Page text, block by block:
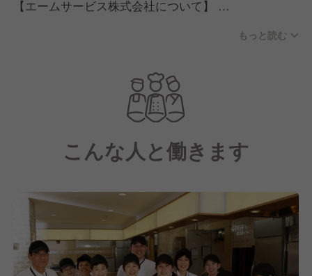
【エームサービス株式会社について】
最大級の給食・ホスピタリティサービス企業です。
を中心に、オフィス、工場、学校、病院・福祉施設、
スタジアム・トレーニング施設など、多岐にわたる事
業を展開しています。
そこで『関連事業本部S&E(Sports & Entertainment)事
業部』では、主にスタジアムやアリーナをといったス
て地域と人を元気にする役割を担っています。
その中で国立代々木競技場では飲食・サービス業務を
S&E事業部にて包括的に受託することとなり、来場者
の多様なニーズに応える新たな食体験を提供していま
す。
もっと読む
こんな人と働きます